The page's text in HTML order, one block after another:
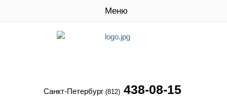
Меню
Санкт-Петербург (812) 438-08-15